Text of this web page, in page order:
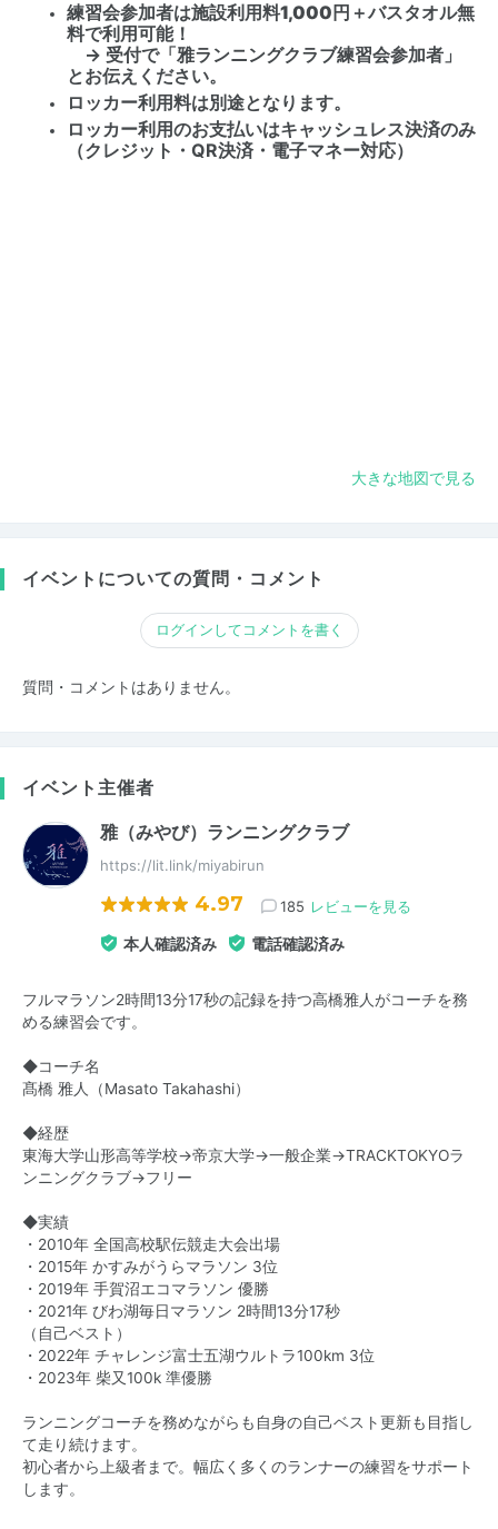
練習会参加者は施設利用料1,000円＋バスタオル無
料で利用可能！
→ 受付で「雅ランニングクラブ練習会参加者」
とお伝えください。
ロッカー利用料は別途となります。
ロッカー利用のお支払いはキャッシュレス決済のみ
（クレジット・QR決済・電子マネー対応）
大きな地図で見る
イベントについての質問・コメント
ログインしてコメントを書く
質問・コメントはありません。
イベント主催者
雅（みやび）ランニングクラブ
https://lit.link/miyabirun
4.97 185 レビューを見る
本人確認済み 電話確認済み
フルマラソン2時間13分17秒の記録を持つ高橋雅人がコーチを務
める練習会です。
◆コーチ名
髙橋 雅人（Masato Takahashi）
◆経歴
東海大学山形高等学校→帝京大学→一般企業→TRACKTOKYOラ
ンニングクラブ→フリー
◆実績
・2010年 全国高校駅伝競走大会出場
・2015年 かすみがうらマラソン 3位
・2019年 手賀沼エコマラソン 優勝
・2021年 びわ湖毎日マラソン 2時間13分17秒
（自己ベスト）
・2022年 チャレンジ富士五湖ウルトラ100km 3位
・2023年 柴又100k 準優勝
ランニングコーチを務めながらも自身の自己ベスト更新も目指し
て走り続けます。
初心者から上級者まで。幅広く多くのランナーの練習をサポート
します。